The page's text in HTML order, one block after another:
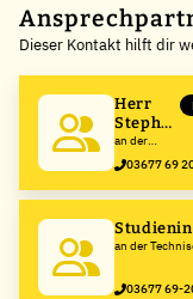
+
−
Dieser Kontakt hilft dir
Herr
Stephan
Fischer
an der
Technische
Universität
Ilmenau
03677 69
an der
03677 69-